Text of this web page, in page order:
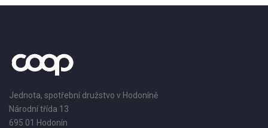
Jednota, spotřební družstvo v Hodoníně
Národní třída 13
695 01 Hodonín